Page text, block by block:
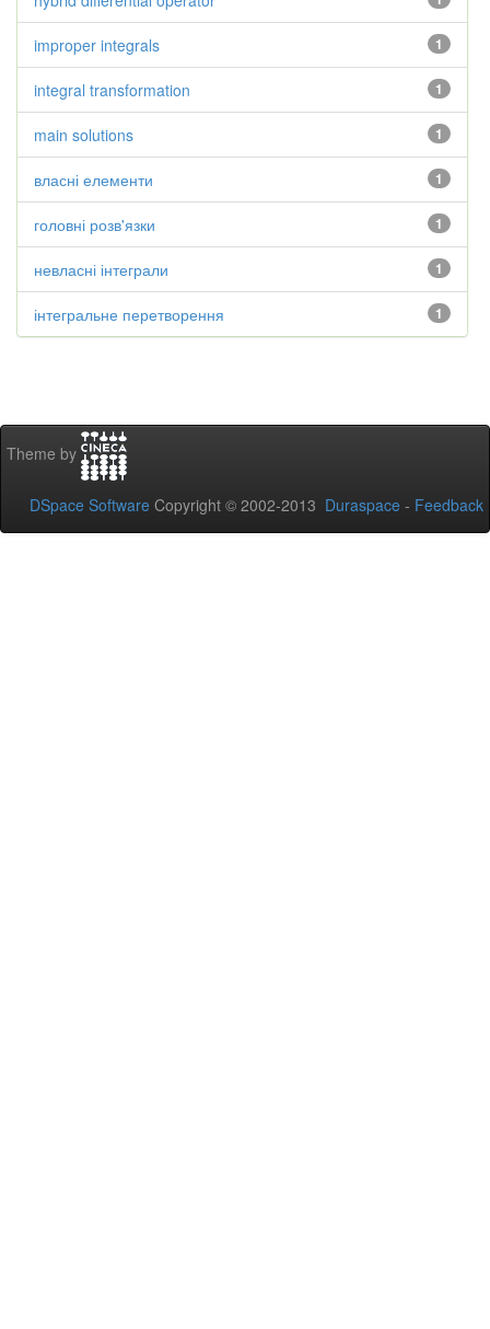
1
improper integrals
1
integral transformation
1
main solutions
1
власні елементи
1
головні розв'язки
1
невласні інтеграли
1
інтегральне перетворення
Theme by
DSpace Software Copyright © 2002-2013 Duraspace - Feedback